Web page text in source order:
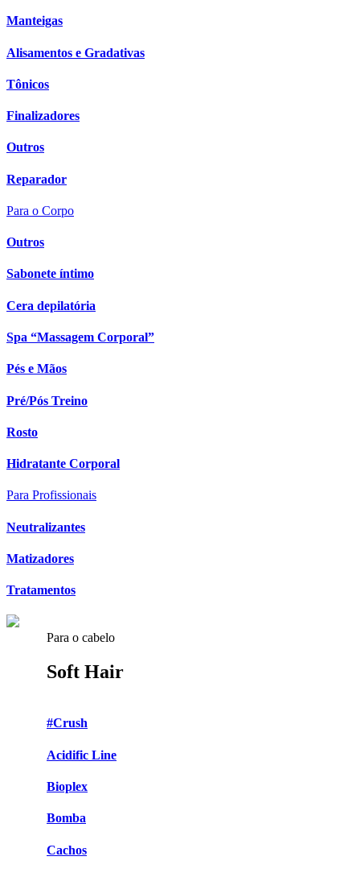
Manteigas
Alisamentos e Gradativas
Tônicos
Finalizadores
Outros
Reparador
Para o Corpo
Outros
Sabonete íntimo
Cera depilatória
Spa “Massagem Corporal”
Pés e Mãos
Pré/Pós Treino
Rosto
Hidratante Corporal
Para Profissionais
Neutralizantes
Matizadores
Tratamentos
Para o cabelo
Soft Hair
#Crush
Acidific Line
Bioplex
Bomba
Cachos